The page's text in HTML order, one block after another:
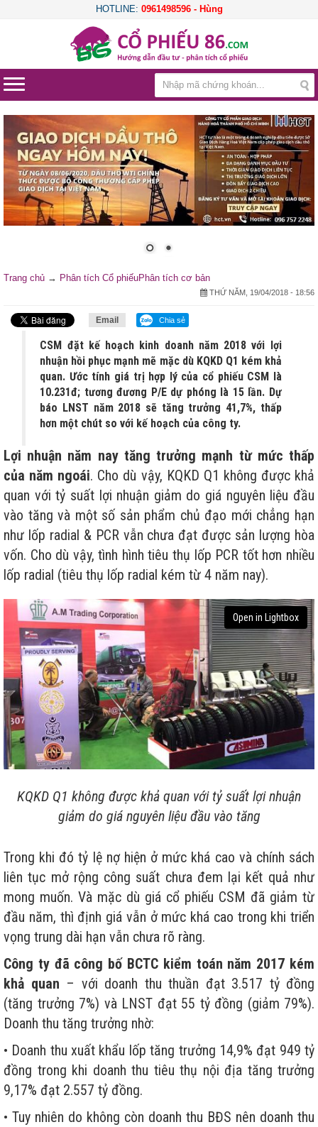
HOTLINE: 0961498596 - Hùng
Trang chủ → Phân tích Cổ phiếuPhân tích cơ bản
THỨ NĂM, 19/04/2018 - 18:56
Email Chia sẻ
CSM đặt kế hoạch kinh doanh năm 2018 với lợi
nhuận hồi phục mạnh mẽ mặc dù KQKD Q1 kém khả
quan. Ước tính giá trị hợp lý của cổ phiếu CSM là
10.231đ; tương đương P/E dự phóng là 15 lần. Dự
báo LNST năm 2018 sẽ tăng trưởng 41,7%, thấp
hơn một chút so với kế hoạch của công ty.
Lợi nhuận năm nay tăng trưởng mạnh từ mức thấp
của năm ngoái. Cho dù vậy, KQKD Q1 không được khả
quan với tỷ suất lợi nhuận giảm do giá nguyên liệu đầu
vào tăng và một số sản phẩm chủ đạo mới chẳng hạn
như lốp radial & PCR vẫn chưa đạt được sản lượng hòa
vốn. Cho dù vậy, tình hình tiêu thụ lốp PCR tốt hơn nhiều
lốp radial (tiêu thụ lốp radial kém từ 4 năm nay).
Open in Lightbox
KQKD Q1 không được khả quan với tỷ suất lợi nhuận
giảm do giá nguyên liệu đầu vào tăng
Trong khi đó tỷ lệ nợ hiện ở mức khá cao và chính sách
liên tục mở rộng công suất chưa đem lại kết quả như
mong muốn. Và mặc dù giá cổ phiếu CSM đã giảm từ
đầu năm, thì định giá vẫn ở mức khá cao trong khi triển
vọng trung dài hạn vẫn chưa rõ ràng.
Công ty đã công bố BCTC kiểm toán năm 2017 kém
khả quan – với doanh thu thuần đạt 3.517 tỷ đồng
(tăng trưởng 7%) và LNST đạt 55 tỷ đồng (giảm 79%).
Doanh thu tăng trưởng nhờ:
• Doanh thu xuất khẩu lốp tăng trưởng 14,9% đạt 949 tỷ
đồng trong khi doanh thu tiêu thụ nội địa tăng trưởng
9,17% đạt 2.557 tỷ đồng.
• Tuy nhiên do không còn doanh thu BĐS nên doanh thu